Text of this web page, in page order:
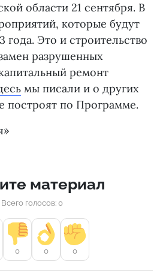
области 21 сентября. В
которые будут
года. Это и строительство
разрушенных
ремонт
мы писали и о других
построят по Программе.
материал
Всего голосов: 0
0 0 0